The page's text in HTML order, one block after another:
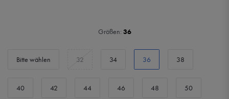
Größen: 36
Bitte wählen 32 34 36 38
40 42 44 46 48 50